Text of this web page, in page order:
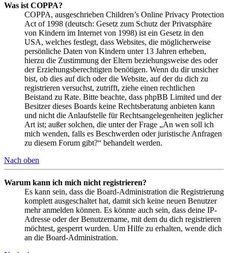
Was ist COPPA?
COPPA, ausgeschrieben Children’s Online Privacy Protection
Act of 1998 (deutsch: Gesetz zum Schutz der Privatsphäre
von Kindern im Internet von 1998) ist ein Gesetz in den
USA, welches festlegt, dass Websites, die möglicherweise
persönliche Daten von Kindern unter 13 Jahren erheben,
hierzu die Zustimmung der Eltern beziehungsweise des oder
der Erziehungsberechtigten benötigen. Wenn du dir unsicher
bist, ob dies auf dich oder die Website, auf der du dich zu
registrieren versuchst, zutrifft, ziehe einen rechtlichen
Beistand zu Rate. Bitte beachte, dass phpBB Limited und der
Besitzer dieses Boards keine Rechtsberatung anbieten kann
und nicht die Anlaufstelle für Rechtsangelegenheiten jeglicher
Art ist; außer solchen, die unter der Frage „An wen soll ich
mich wenden, falls es Beschwerden oder juristische Anfragen
zu diesem Forum gibt?“ behandelt werden.
Nach oben
Warum kann ich mich nicht registrieren?
Es kann sein, dass die Board-Administration die Registrierung
komplett ausgeschaltet hat, damit sich keine neuen Benutzer
mehr anmelden können. Es könnte auch sein, dass deine IP-
Adresse oder der Benutzername, mit dem du dich registrieren
möchtest, gesperrt wurden. Um Hilfe zu erhalten, wende dich
an die Board-Administration.